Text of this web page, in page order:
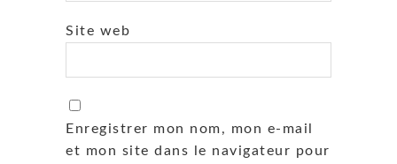
Site web
Enregistrer mon nom, mon e-mail
et mon site dans le navigateur pour